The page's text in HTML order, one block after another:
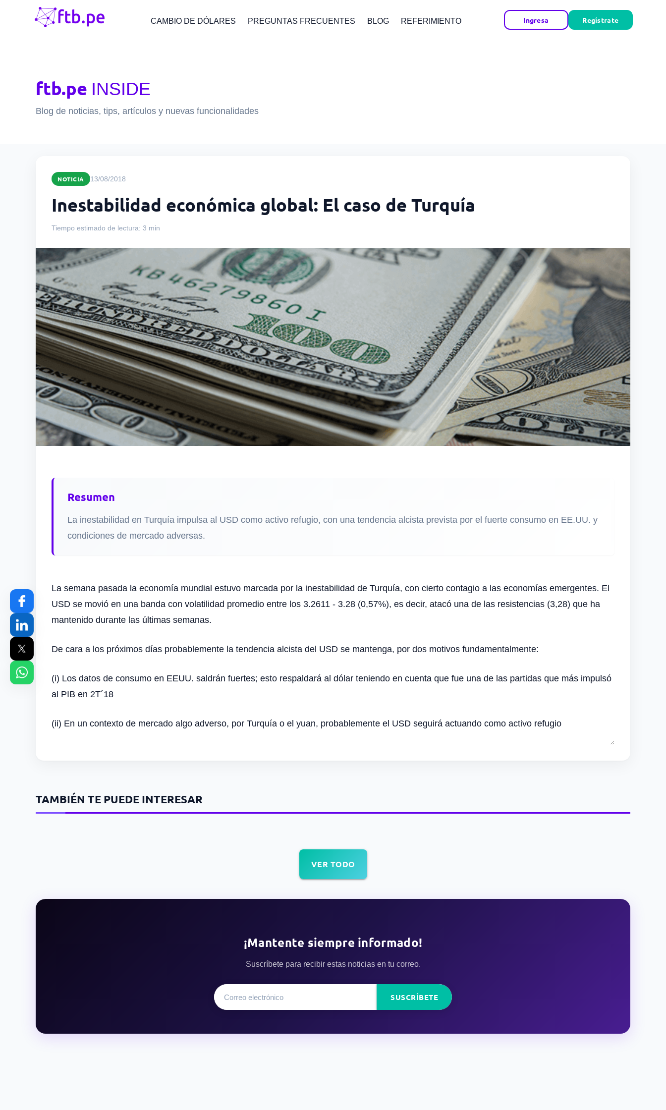
CAMBIO DE DÓLARES PREGUNTAS FRECUENTES BLOG REFERIMIENTO Ingresa Regístrate
ftb.pe INSIDE
Blog de noticias, tips, artículos y nuevas funcionalidades
NOTICIA 13/08/2018
Inestabilidad económica global: El caso de Turquía
Tiempo estimado de lectura: 3 min
Resumen
La inestabilidad en Turquía impulsa al USD como activo refugio, con una tendencia alcista prevista por el fuerte consumo en EE.UU. y
condiciones de mercado adversas.
La semana pasada la economía mundial estuvo marcada por la inestabilidad de Turquía, con cierto contagio a las economías emergentes. El
USD se movió en una banda con volatilidad promedio entre los 3.2611 - 3.28 (0,57%), es decir, atacó una de las resistencias (3,28) que ha
mantenido durante las últimas semanas.
De cara a los próximos días probablemente la tendencia alcista del USD se mantenga, por dos motivos fundamentalmente:
(i) Los datos de consumo en EEUU. saldrán fuertes; esto respaldará al dólar teniendo en cuenta que fue una de las partidas que más impulsó
al PIB en 2T´18
(ii) En un contexto de mercado algo adverso, por Turquía o el yuan, probablemente el USD seguirá actuando como activo refugio
TAMBIÉN TE PUEDE INTERESAR
VER TODO
¡Mantente siempre informado!
Suscríbete para recibir estas noticias en tu correo.
SUSCRÍBETE